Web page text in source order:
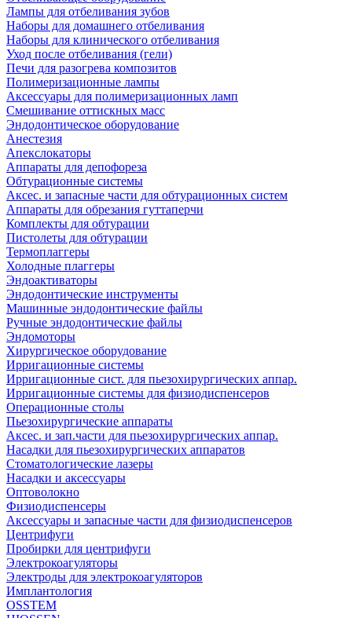
Лампы для отбеливания зубов
Наборы для домашнего отбеливания
Наборы для клинического отбеливания
Уход после отбеливания (гели)
Печи для разогрева композитов
Полимеризационные лампы
Аксессуары для полимеризационных ламп
Смешивание оттискных масс
Эндодонтическое оборудование
Анестезия
Апекслокаторы
Аппараты для депофореза
Обтурационные системы
Аксес. и запасные части для обтурационных систем
Аппараты для обрезания гуттаперчи
Комплекты для обтурации
Пистолеты для обтурации
Термоплаггеры
Холодные плаггеры
Эндоактиваторы
Эндодонтические инструменты
Машинные эндодонтические файлы
Ручные эндодонтические файлы
Эндомоторы
Хирургическое оборудование
Ирригационные системы
Ирригационные сист. для пьезохирургических аппар.
Ирригационные системы для физиодиспенсеров
Операционные столы
Пьезохирургические аппараты
Аксес. и зап.части для пьезохирургических аппар.
Насадки для пьезохирургических аппаратов
Стоматологические лазеры
Насадки и аксессуары
Оптоволокно
Физиодиспенсеры
Аксессуары и запасные части для физиодиспенсеров
Центрифуги
Пробирки для центрифуги
Электрокоагуляторы
Электроды для электрокоагуляторов
Имплантология
OSSTEM